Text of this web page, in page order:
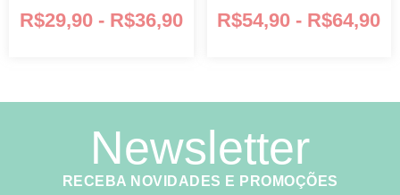
R$29,90- R$36,90 R$54,90 - R$64,90
Newsletter
RECEBA NOVIDADES E PROMOÇÕES